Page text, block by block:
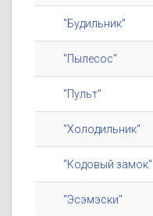
"Будильник"
"Пылесос"
"Пульт"
"Холодильник"
"Кодовый замок"
"Эсэмэски"